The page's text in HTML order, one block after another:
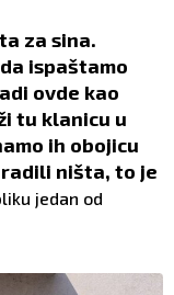
za sina.
ispaštamo
ovde kao
tu klanicu u
ih obojicu
ništa, to je
jedan od